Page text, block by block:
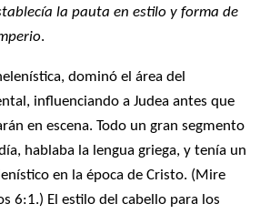
la pauta en estilo y forma de
.
dominó el área del
influenciando a Judea antes que
en escena. Todo un gran segmento
hablaba la lengua griega, y tenía un
en la época de Cristo. (Mire
6:1.) El estilo del cabello para los